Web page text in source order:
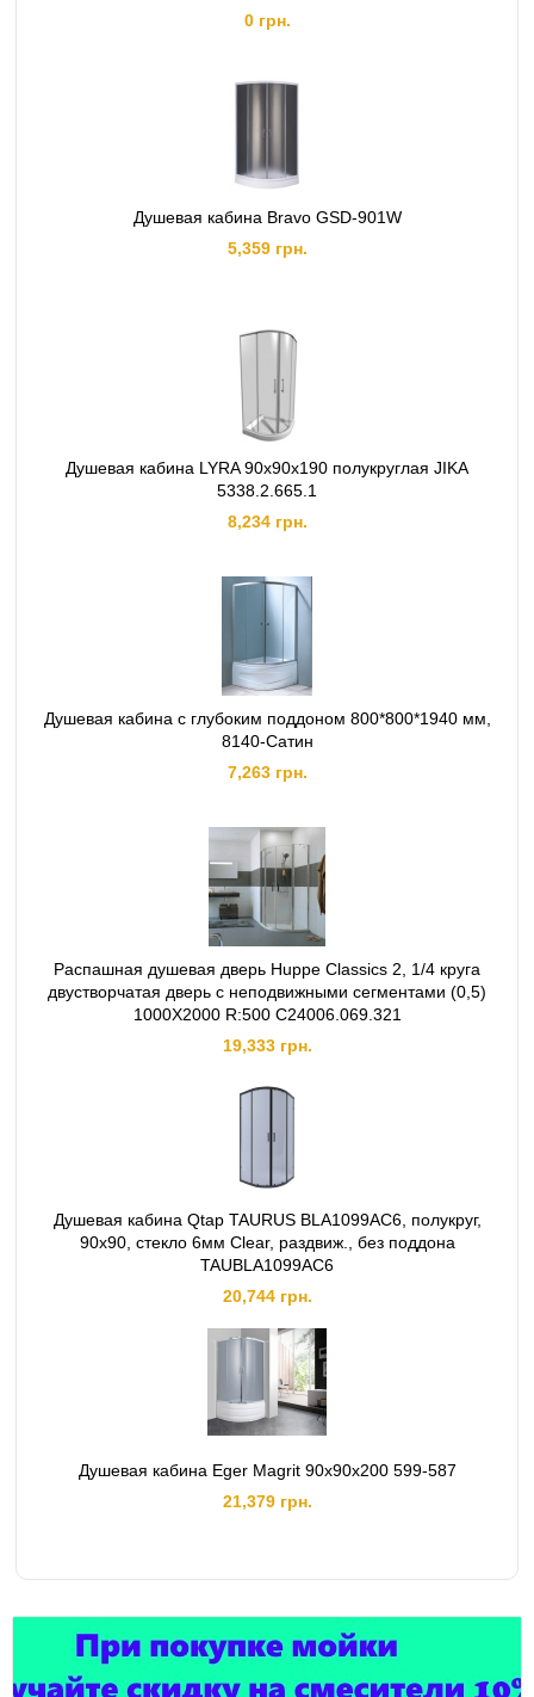
0 грн.
Душевая кабина Bravo GSD-901W
5,359 грн.
Душевая кабина LYRA 90x90x190 полукруглая JIKA
5338.2.665.1
8,234 грн.
Душевая кабина с глубоким поддоном 800*800*1940 мм,
8140-Сатин
7,263 грн.
Распашная душевая дверь Huppe Classics 2, 1/4 круга
двустворчатая дверь с неподвижными сегментами (0,5)
1000X2000 R:500 C24006.069.321
19,333 грн.
Душевая кабина Qtap TAURUS BLA1099AC6, полукруг,
90x90, стекло 6мм Clear, раздвиж., без поддона
TAUBLA1099AC6
20,744 грн.
Душевая кабина Eger Magrit 90х90х200 599-587
21,379 грн.